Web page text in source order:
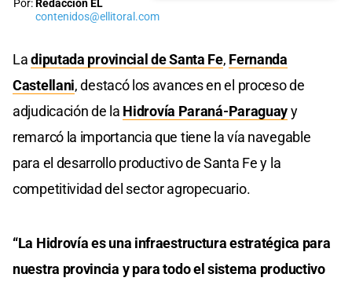
Por:Redacción EL
contenidos@ellitoral.com
Ladiputada provincial de Santa Fe, Fernanda
Castellani, destacó los avances en el proceso de
adjudicación de la Hidrovía Paraná-Paraguayy
remarcó la importancia que tiene la vía navegable
para el desarrollo productivo de Santa Fe y la
competitividad del sector agropecuario.
“La Hidrovía es una infraestructura estratégica para
nuestra provincia y para todo el sistema productivo